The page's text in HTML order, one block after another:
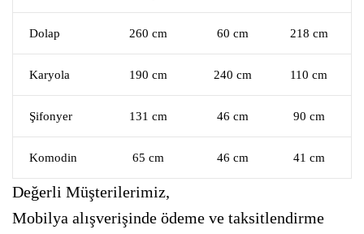
Dolap 260 cm 60 cm 218 cm
Karyola 190 cm 240 cm 110 cm
Şifonyer 131 cm 46 cm 90 cm
Komodin 65 cm 46 cm 41 cm
Değerli Müşterilerimiz,
Mobilya alışverişinde ödeme ve taksitlendirme